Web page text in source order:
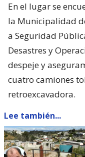
En el lugar se
la Municipalidad
a Seguridad
Desastres y
despeje y
cuatro camiones
retroexcavadora.
Lee también...